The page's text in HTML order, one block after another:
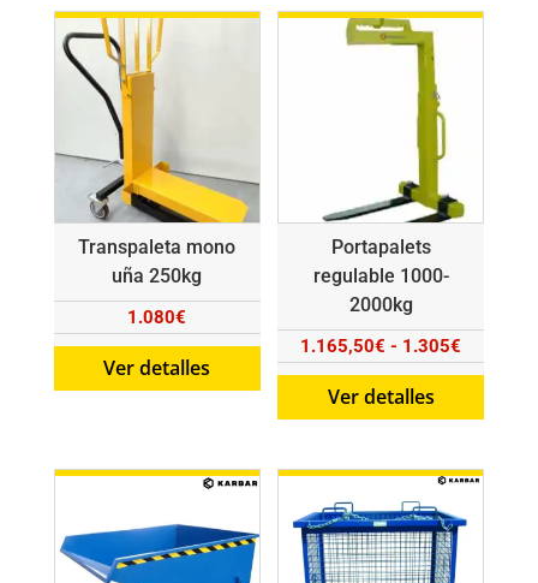
513€
Transpaleta mono
uña 250kg
1.080€
Ver detalles
Portapalets
regulable 1000-
2000kg
1.165,50€ - 1.305€
de
1.305€
Ver detalles